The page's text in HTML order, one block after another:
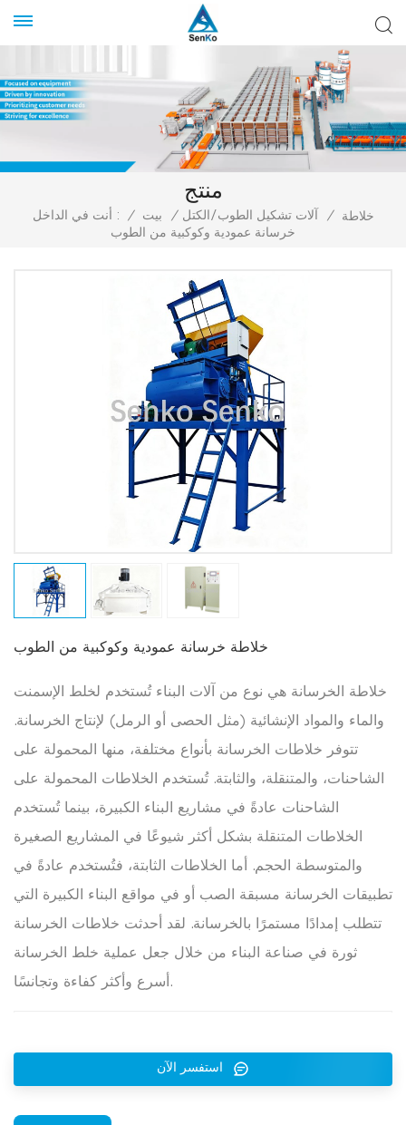
منتج
أنت في الداخل : / بيت / آلات تشكيل الطوب/الكتل /
خلاطة
خرسانة عمودية وكوكبية من الطوب
خلاطة خرسانة عمودية وكوكبية من الطوب
خلاطة الخرسانة هي نوع من آلات البناء تُستخدم لخلط الإسمنت
والماء والمواد الإنشائية (مثل الحصى أو الرمل) لإنتاج الخرسانة.
تتوفر خلاطات الخرسانة بأنواع مختلفة، منها المحمولة على
الشاحنات، والمتنقلة، والثابتة. تُستخدم الخلاطات المحمولة على
الشاحنات عادةً في مشاريع البناء الكبيرة، بينما تُستخدم
الخلاطات المتنقلة بشكل أكثر شيوعًا في المشاريع الصغيرة
والمتوسطة الحجم. أما الخلاطات الثابتة، فتُستخدم عادةً في
تطبيقات الخرسانة مسبقة الصب أو في مواقع البناء الكبيرة التي
تتطلب إمدادًا مستمرًا بالخرسانة. لقد أحدثت خلاطات الخرسانة
ثورة في صناعة البناء من خلال جعل عملية خلط الخرسانة
أسرع وأكثر كفاءة وتجانسًا.